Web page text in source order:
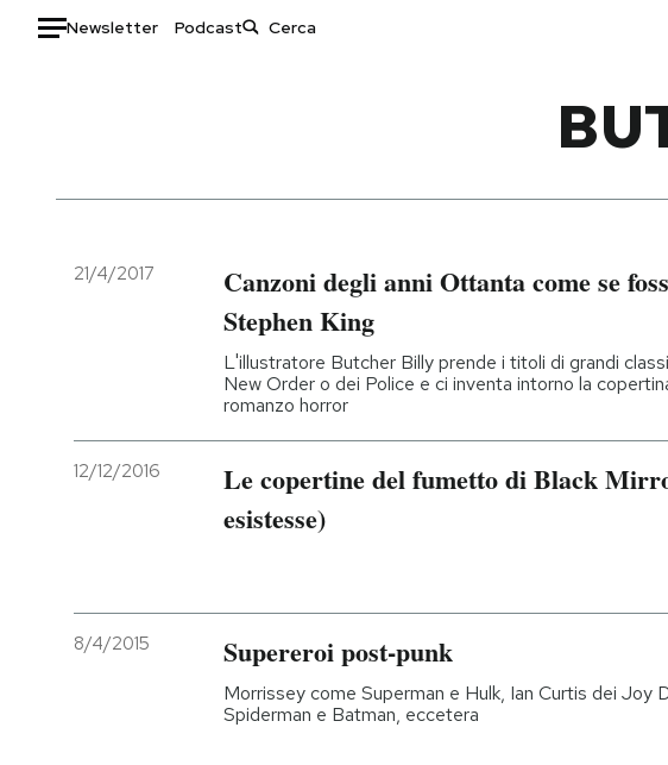
Newsletter Podcast
Italia
Politica
Economia
Sport
Moda
Storie/Idee
Ok Boomer!
Media
Europa
Altrecose
Mondiali calcio 2026
NEWSLETTER
21/4/2017
Canzoni degli anni Ottanta come se
Stephen King
L'illustratore Butcher Billy prende i titoli di grandi
New Order o dei Police e ci inventa intorno la
romanzo horror
12/12/2016
Le copertine del fumetto di Black
esistesse)
8/4/2015 Supereroi post-punk
Morrissey come Superman e Hulk, Ian Curtis dei Joy
Spiderman e Batman, eccetera